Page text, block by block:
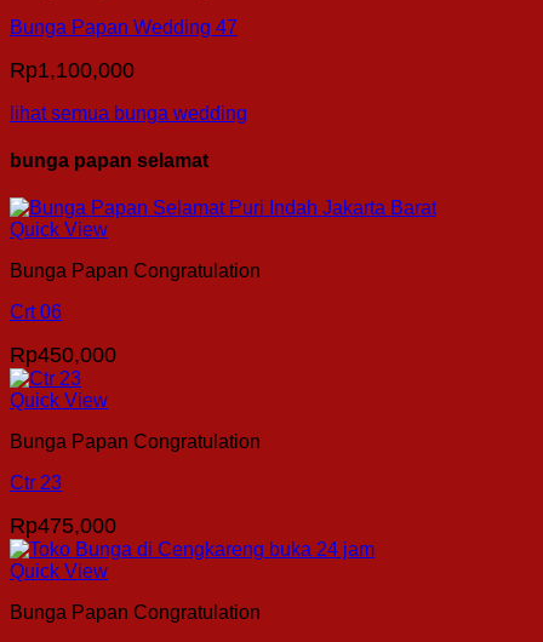
Bunga Papan Wedding 47
Rp1,100,000
lihat semua bunga wedding
bunga papan selamat
Quick View
Bunga Papan Congratulation
Crt 06
Rp450,000
Quick View
Bunga Papan Congratulation
Ctr 23
Rp475,000
Quick View
Bunga Papan Congratulation